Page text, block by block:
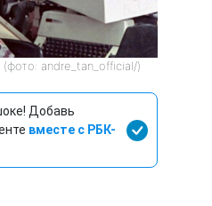
andre_tan_official/)
Добавь
вместе с РБК-